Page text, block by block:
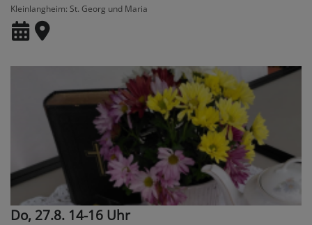
Kleinlangheim St. Georg und Maria
Do, 27.8. 14-16 Uhr